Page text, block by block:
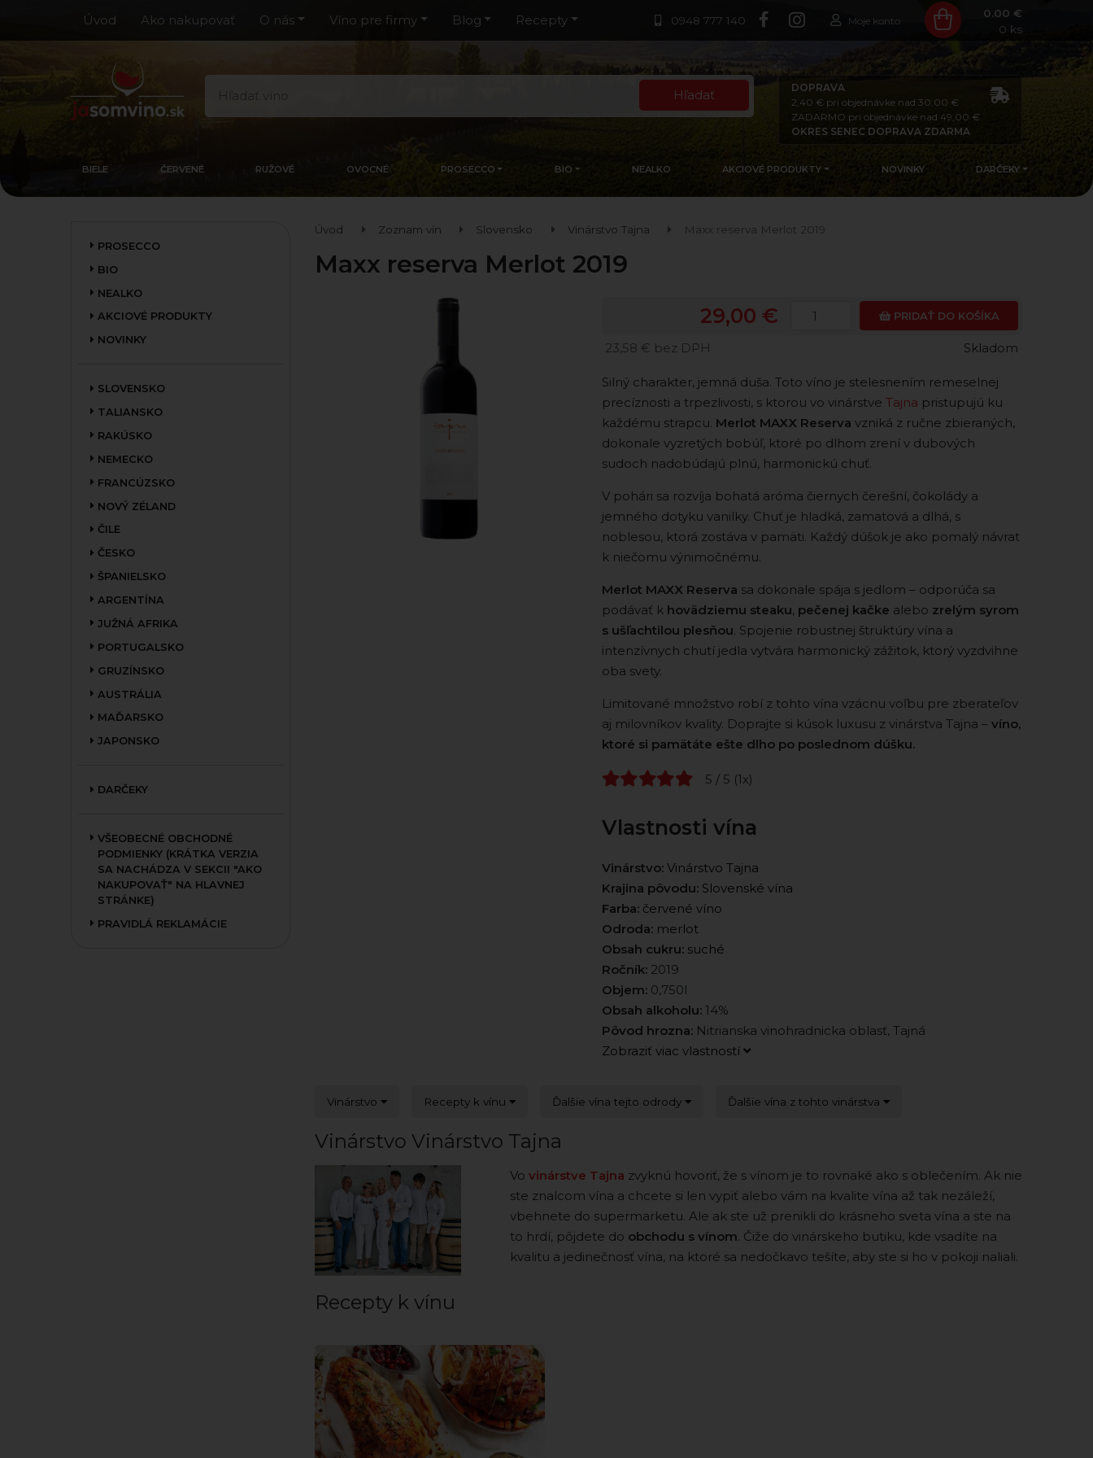
0948 777 140
Úvod Ako nakupovať O nás Víno pre firmy Blog Recepty Moje konto
0.00 €
0 ks
Hľadať
DOPRAVA
2,40 € pri objednávke nad 30,00 €
ZADARMO pri objednávke nad 49,00 €
OKRES SENEC DOPRAVA ZDARMA
BIELE ČERVENÉ RUŽOVÉ OVOCNÉ PROSECCO BIO NEALKO AKCIOVÉ PRODUKTY NOVINKY DARČEKY
PROSECCO
BIO
NEALKO
AKCIOVÉ PRODUKTY
NOVINKY
SLOVENSKO
TALIANSKO
RAKÚSKO
NEMECKO
FRANCÚZSKO
NOVÝ ZÉLAND
ČILE
ČESKO
ŠPANIELSKO
ARGENTÍNA
JUŽNÁ AFRIKA
PORTUGALSKO
GRUZÍNSKO
AUSTRÁLIA
MAĎARSKO
JAPONSKO
DARČEKY
VŠEOBECNÉ OBCHODNÉ
PODMIENKY (KRÁTKA VERZIA
SA NACHÁDZA V SEKCII "AKO
NAKUPOVAŤ" NA HLAVNEJ
STRÁNKE)
PRAVIDLÁ REKLAMÁCIE
Úvod Zoznam vín Slovensko Vinárstvo Tajna Maxx reserva Merlot 2019
Maxx reserva Merlot 2019
29,00 €
23,58 € bez DPH
PRIDAŤ DO KOŠÍKA
Skladom
Silný charakter, jemná duša. Toto víno je stelesnením remeselnej
precíznosti a trpezlivosti, s ktorou vo vinárstve Tajna pristupujú ku
každému strapcu. Merlot MAXX Reserva vzniká z ručne zbieraných,
dokonale vyzretých bobúľ, ktoré po dlhom zrení v dubových
sudoch nadobúdajú plnú, harmonickú chuť.
V pohári sa rozvíja bohatá aróma čiernych čerešní, čokolády a
jemného dotyku vanilky. Chuť je hladká, zamatová a dlhá, s
noblesou, ktorá zostáva v pamäti. Každý dúšok je ako pomalý návrat
k niečomu výnimočnému.
Merlot MAXX Reserva sa dokonale spája s jedlom – odporúča sa
podávať k hovädziemu steaku, pečenej kačke alebo zrelým syrom
s ušľachtilou plesňou. Spojenie robustnej štruktúry vína a
intenzívnych chutí jedla vytvára harmonický zážitok, ktorý vyzdvihne
oba svety.
Limitované množstvo robí z tohto vína vzácnu voľbu pre zberateľov
aj milovníkov kvality. Doprajte si kúsok luxusu z vinárstva Tajna – víno,
ktoré si pamätáte ešte dlho po poslednom dúšku.
5 / 5 (1x)
Vlastnosti vína
Vinárstvo: Vinárstvo Tajna
Krajina pôvodu: Slovenské vína
Farba: červené víno
Odroda: merlot
Obsah cukru: suché
Ročník:2019
Objem:0,750l
Obsah alkoholu:14%
Pôvod hrozna:Nitrianska vinohradnicka oblasť, Tajná
Zobraziť viac vlastností
Vinárstvo Recepty k vínu Ďalšie vína tejto odrody Ďalšie vína z tohto vinárstva
Vinárstvo Vinárstvo Tajna
Vo vinárstve Tajna zvyknú hovoriť, že s vínom je to rovnaké ako s oblečením. Ak nie
ste znalcom vína a chcete si len vypiť alebo vám na kvalite vína až tak nezáleží,
vbehnete do supermarketu. Ale ak ste už prenikli do krásneho sveta vína a ste na
to hrdí, pôjdete do obchodu s vínom. Čiže do vinárskeho butiku, kde vsadíte na
kvalitu a jedinečnosť vína, na ktoré sa nedočkavo tešíte, aby ste si ho v pokoji naliali.
Recepty k vínu